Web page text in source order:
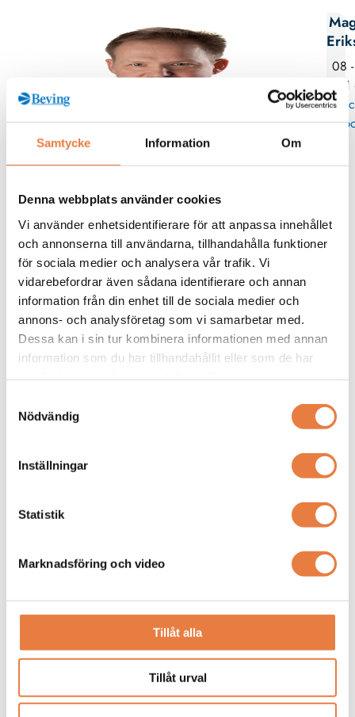
Samtycke Information Om
Denna webbplats använder cookies
Vi använder enhetsidentifierare för att anpassa innehållet
och annonserna till användarna, tillhandahålla funktioner
för sociala medier och analysera vår trafik. Vi
vidarebefordrar även sådana identifierare och annan
information från din enhet till de sociala medier och
annons- och analysföretag som vi samarbetar med.
Dessa kan i sin tur kombinera informationen med annan
information som du har tillhandahållit eller som de har
Nödvändig
Inställningar
Statistik
Marknadsföring och video
Tillåt alla
Tillåt urval
08
Kurskategorier
Jordning
Mer info / Anmälan
Från kunskapsbanken
Skillnaden mellan isolerat och direktjordat nät
Vi reder ut skillnaderna mellan direktjordat nät (oftast TN